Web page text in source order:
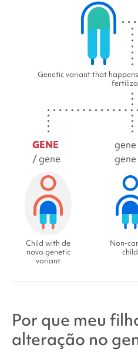
Genetic variant that
GENE
/ gene
Child with de
novo genetic
variant
gene
Non-
child
Por que meu
alteração no